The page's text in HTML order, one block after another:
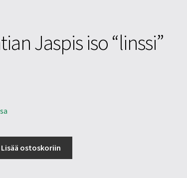
Jaspis iso “linssi”
Lisää ostoskoriin